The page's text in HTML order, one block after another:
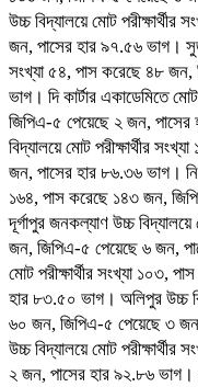
উচ্চ বিদ্যালয়ে মোট
জন, পাসের হার ৯৭.৫৬ ভাগ।
সংখ্যা ৫৪, পাস করেছে ৪৮
ভাগ। দি কার্টার একাডেমিতে
জিপিএ-৫ পেয়েছে ২ জন,
বিদ্যালয়ে মোট পরীক্ষার্থীর
জন, পাসের হার ৮৬.৩৬ ভাগ।
১৬৪, পাস করেছে ১৪৩ জন,
দূর্গাপুর জনকল্যাণ উচ্চ
জন, জিপিএ-৫ পেয়েছে ৬ জন,
মোট পরীক্ষার্থীর সংখ্যা ১০৩,
হার ৮৩.৫০ ভাগ। অলিপুর উচ্চ
৬০ জন, জিপিএ-৫ পেয়েছে ৩ জন,
উচ্চ বিদ্যালয়ে মোট
২ জন, পাসের হার ৯২.৮৬ ভাগ।